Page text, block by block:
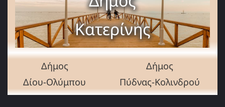
Κατερίνης
Δήμος
Δίου-Ολύμπου
Δήμος
Πύδνας-Κολινδρού